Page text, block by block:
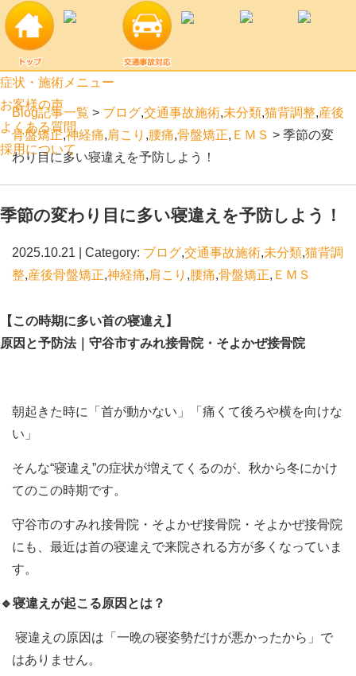
季節の変わり目に多い寝違えを予防しよう！ | 守谷市口コミ上位のすみ
れ接骨院・そよかぜ接骨院
症状・施術メニュー
お客様の声
よくある質問
採用について
Blog記事一覧 > ブログ,交通事故施術,未分類,猫背調整,産後
骨盤矯正,神経痛,肩こり ,腰痛,骨盤矯正, ＥＭＳ > 季節の変
わり目に多い寝違えを予防しよう！
季節の変わり目に多い寝違えを予防しよう！
2025.10.21 | Category: ブログ,交通事故施術,未分類,猫背調
整,産後骨盤矯正,神経痛,肩こり ,腰痛,骨盤矯正, ＥＭＳ
【この時期に多い首の寝違え】
原因と予防法｜守谷市すみれ接骨院・そよかぜ接骨院
朝起きた時に「首が動かない」「痛くて後ろや横を向けな
い」
そんな“寝違え ”の症状が増えてくるのが、秋から冬にかけ
てのこの時期です。
守谷市のすみれ接骨院・そよかぜ接骨院・そよかぜ接骨院
にも、最近は首の寝違えで来院される方が多くなっていま
す。
🔹寝違えが起こる原因とは？
寝違えの原因は「一晩の寝姿勢だけが悪かったから」で
はありません。